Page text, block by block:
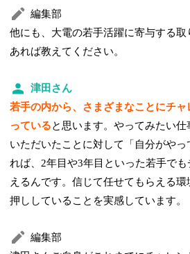
編集部
他にも、大電の若手活躍に寄与する
あれば教えてください。
津田さん
若手の内から、さまざまなことにチ
っていると思います。やってみたい
いただいたことに対して「自分がや
れば、2年目や3年目といった若手で
えるんです。信じて任せてもらえる
押ししていることを実感しています。
編集部